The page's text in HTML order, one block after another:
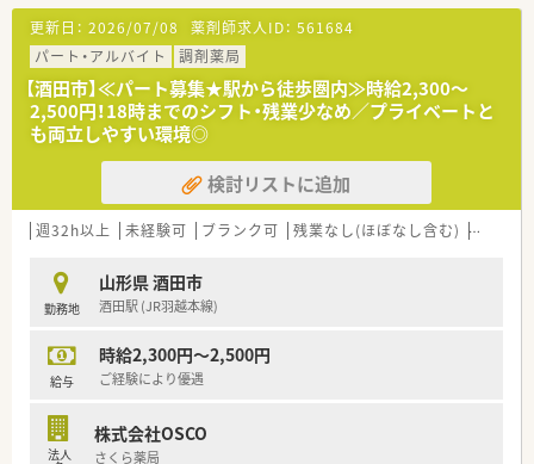
≪企業紹介≫
2011年創業で、創業当初からいらっしゃる社員の方で構成され
ています。異動や転勤なく、平均勤続年数が10年とほぼ創業から
の期間と重なっています。地域のかかりつけ薬剤師としてご活
躍いただける方をお迎えしたいと考えています。庄内地区で5店
舗展開しており、全店近隣のため別店舗の社員の方との交流もあ
り、風通しの良さに繋がっています。代表も薬剤師として現場に
出ておりますので、現場のことをしっかり理解しているので安心
感もございます。積極的に出店をしていくスタイルではなく、地
域に根差した薬局経営を重視している企業様です。
★代表も薬剤師で現場に出ているので風通しのいい社風です。
★事務さんは3年ごとに店舗異動があるため、店舗によってやり
方が違う、などの現場の問題を解消させています。
薬剤師の業務効率にも繋がっています。
★節目に会社のイベントなども実施しており、横のつながりも大
います。お互い様精神で支えあいながら仕事ができる環境です。
更新日： 2026/07/08 薬剤師求人ID： 561684
パート・アルバイト
調剤薬局
【酒田市】≪パート募集★駅から徒歩圏内≫時給2,300～
2,500円！18時までのシフト・残業少なめ／プライベートと
も両立しやすい環境◎
検討リストに追加
週32h以上 未経験可 ブランク可 残業なし(ほぼなし含む) 転勤な
勤務地
山形県 酒田市
酒田駅 (JR羽越本線)
給与
時給2,300円～2,500円
ご経験により優遇
法人
株式会社OSCO
さくら薬局